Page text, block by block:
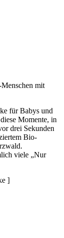
mit
für Babys und
Momente, in
drei Sekunden
Bio-
viele „Nur
]